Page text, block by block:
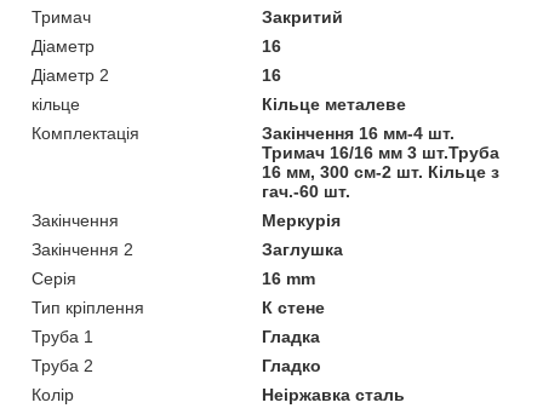
Тримач
Закритий
Діаметр
16
Діаметр 2
16
кільце
Кільце металеве
Комплектація
Закінчення 16 мм-4 шт.
Тримач 16/16 мм 3 шт.Труба
16 мм, 300 см-2 шт. Кільце з
гач.-60 шт.
Закінчення
Меркурія
Закінчення 2
Заглушка
Серія
16 mm
Тип кріплення
К стене
Труба 1
Гладка
Труба 2
Гладко
Колір
Неіржавка сталь